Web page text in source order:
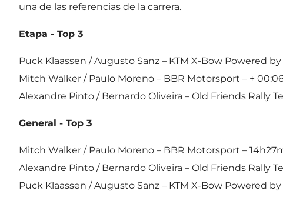
una de las referencias de la carrera.
Etapa - Top 3
Puck Klaassen / Augusto Sanz – KTM X-Bow Powered
Mitch Walker / Paulo Moreno – BBR Motorsport – +
Alexandre Pinto / Bernardo Oliveira – Old Friends Rally
General - Top 3
Mitch Walker / Paulo Moreno – BBR Motorsport –
Alexandre Pinto / Bernardo Oliveira – Old Friends Rally
Puck Klaassen / Augusto Sanz – KTM X-Bow Powered by